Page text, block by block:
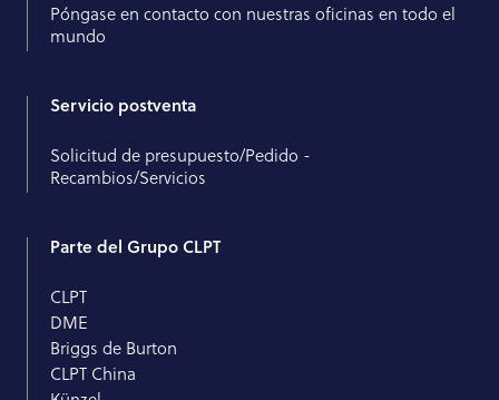
Póngase en contacto con nuestras oficinas en todo el
mundo
Servicio postventa
Solicitud de presupuesto/Pedido -
Recambios/Servicios
Parte del Grupo CLPT
CLPT
DME
Briggs de Burton
CLPT China